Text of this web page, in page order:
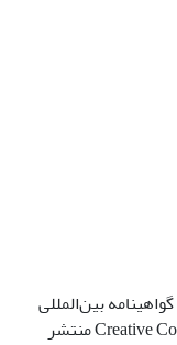
بین‌المللی
Creative Commons Attribution 4.0 International License منتشر